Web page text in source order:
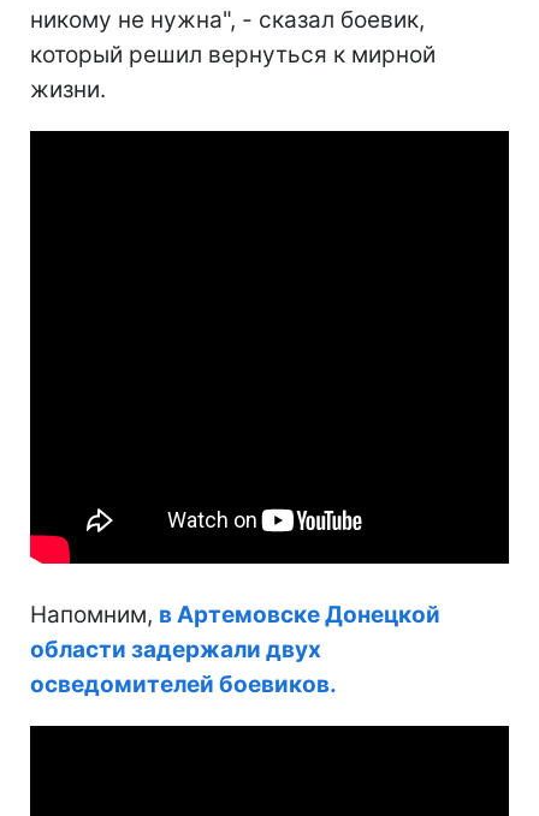
никому не нужна", - сказал боевик,
который решил вернуться к мирной
жизни.
Напомним, в Артемовске Донецкой
области задержали двух
осведомителей боевиков.